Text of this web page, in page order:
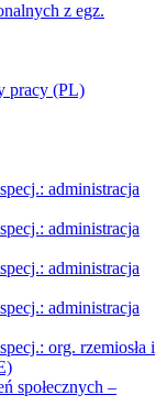
z egz.
pracy (PL)
administracja
administracja
administracja
administracja
org. rzemiosła i
społecznych –